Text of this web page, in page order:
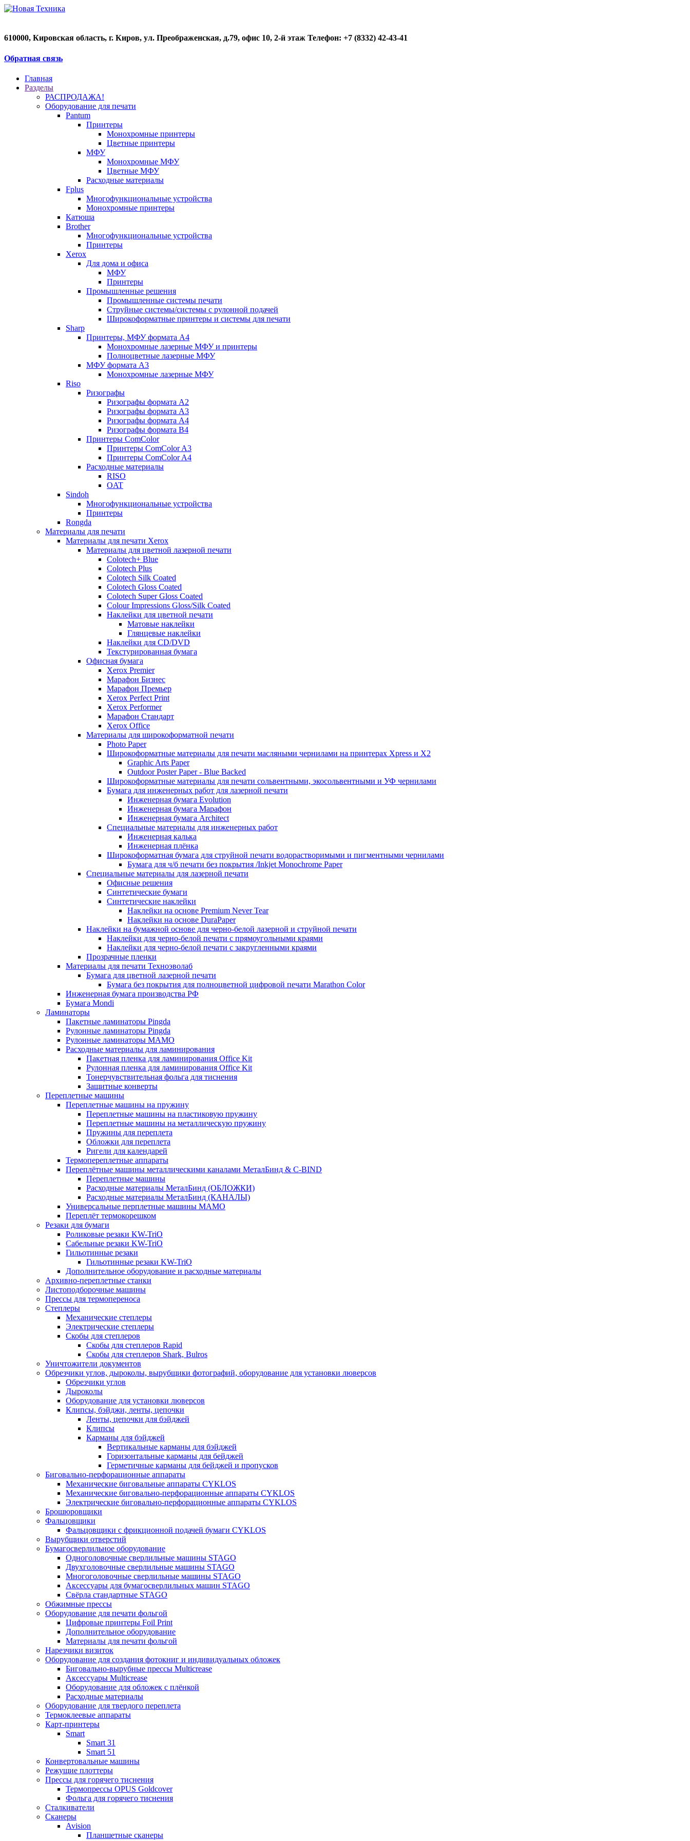
610000, Кировская область, г. Киров, ул. Преображенская, д.79, офис 10, 2-й этаж Телефон: +7 (8332) 42-43-41
Обратная связь
Главная
Разделы
РАСПРОДАЖА!
Оборудование для печати
Pantum
Принтеры
Монохромные принтеры
Цветные принтеры
МФУ
Монохромные МФУ
Цветные МФУ
Расходные материалы
Fplus
Многофункциональные устройства
Монохромные принтеры
Катюша
Brother
Многофункциональные устройства
Принтеры
Xerox
Для дома и офиса
МФУ
Принтеры
Промышленные решения
Промышленные системы печати
Струйные системы/системы с рулонной подачей
Широкоформатные принтеры и системы для печати
Sharp
Принтеры, МФУ формата А4
Монохромные лазерные МФУ и принтеры
Полноцветные лазерные МФУ
МФУ формата А3
Монохромные лазерные МФУ
Riso
Ризографы
Ризографы формата A2
Ризографы формата A3
Ризографы формата A4
Ризографы формата B4
Принтеры ComColor
Принтеры ComColor A3
Принтеры ComColor A4
Расходные материалы
RISO
OAT
Sindoh
Многофункциональные устройства
Принтеры
Rongda
Материалы для печати
Материалы для печати Xerox
Материалы для цветной лазерной печати
Colotech+ Blue
Сolotech Plus
Colotech Silk Coated
Colotech Gloss Coated
Colotech Super Gloss Coated
Colour Impressions Gloss/Silk Coated
Наклейки для цветной печати
Матовые наклейки
Глянцевые наклейки
Наклейки для CD/DVD
Текстурированная бумага
Офисная бумага
Xerox Premier
Марафон Бизнес
Марафон Премьер
Xerox Perfect Print
Xerox Performer
Марафон Стандарт
Xerox Office
Материалы для широкоформатной печати
Photo Paper
Широкоформатные материалы для печати масляными чернилами на принтерах Xpress и X2
Graphic Arts Paper
Outdoor Poster Paper - Blue Backed
Широкоформатные материалы для печати сольвентными, экосольвентными и УФ чернилами
Бумага для инженерных работ для лазерной печати
Инженерная бумага Evolution
Инженерная бумага Марафон
Инженерная бумага Architect
Специальные материалы для инженерных работ
Инженерная калька
Инженерная плёнка
Широкоформатная бумага для струйной печати водорастворимыми и пигментными чернилами
Бумага для ч/б печати без покрытия /Inkjet Monochrome Paper
Специальные материалы для лазерной печати
Офисные решения
Синтетические бумаги
Синтетические наклейки
Наклейки на основе Premium Never Tear
Наклейки на основе DuraPaper
Наклейки на бумажной основе для черно-белой лазерной и струйной печати
Наклейки для черно-белой печати с прямоугольными краями
Наклейки для черно-белой печати с закругленными краями
Прозрачные пленки
Материалы для печати Техноэволаб
Бумага для цветной лазерной печати
Бумага без покрытия для полноцветной цифровой печати Marathon Color
Инженерная бумага производства РФ
Бумага Mondi
Ламинаторы
Пакетные ламинаторы Pingda
Рулонные ламинаторы Pingda
Рулонные ламинаторы MAMO
Расходные материалы для ламинирования
Пакетная пленка для ламинирования Office Kit
Рулонная пленка для ламинирования Office Kit
Тонерчувствительная фольга для тиснения
Защитные конверты
Переплетные машины
Переплетные машины на пружину
Переплетные машины на пластиковую пружину
Переплетные машины на металлическую пружину
Пружины для переплета
Обложки для переплета
Ригели для календарей
Термопереплетные аппараты
Переплётные машины металлическими каналами МеталБинд & C-BIND
Переплетные машины
Расходные материалы МеталБинд (ОБЛОЖКИ)
Расходные материалы МеталБинд (КАНАЛЫ)
Универсальные перплетные машины MAMO
Переплёт термокорешком
Резаки для бумаги
Роликовые резаки KW-TriO
Сабельные резаки KW-TriO
Гильотинные резаки
Гильотинные резаки KW-TriO
Дополнительное оборудование и расходные материалы
Архивно-переплетные станки
Листоподборочные машины
Прессы для термопереноса
Степлеры
Механические степлеры
Электрические степлеры
Скобы для степлеров
Скобы для степлеров Rapid
Скобы для степлеров Shark, Bulros
Уничтожители документов
Обрезчики углов, дыроколы, вырубщики фотографий, оборудование для установки люверсов
Обрезчики углов
Дыроколы
Оборудование для установки люверсов
Клипсы, бэйджи, ленты, цепочки
Ленты, цепочки для бэйджей
Клипсы
Карманы для бэйджей
Вертикальные карманы для бэйджей
Горизонтальные карманы для бейджей
Герметичные карманы для бейджей и пропусков
Биговально-перфорационные аппараты
Механические биговальные аппараты CYKLOS
Механические биговально-перфорационные аппараты CYKLOS
Электрические биговально-перфорационные аппараты CYKLOS
Брошюровщики
Фальцовщики
Фальцовщики с фрикционной подачей бумаги CYKLOS
Вырубщики отверстий
Бумагосверлильное оборудование
Одноголовочные сверлильные машины STAGO
Двухголовочные сверлильные машины STAGO
Многоголовочные сверлильные машины STAGO
Аксессуары для бумагосверлильных машин STAGO
Свёрла стандартные STAGO
Обжимные прессы
Оборудование для печати фольгой
Цифровые принтеры Foil Print
Дополнительное оборудование
Материалы для печати фольгой
Нарезчики визиток
Оборудование для создания фотокниг и индивидуальных обложек
Биговально-вырубные прессы Multicrease
Аксессуары Multicrease
Оборудование для обложек с плёнкой
Расходные материалы
Оборудование для твердого переплета
Термоклеевые аппараты
Карт-принтеры
Smart
Smart 31
Smart 51
Конвертовальные машины
Режущие плоттеры
Прессы для горячего тиснения
Термопрессы OPUS Goldcover
Фольга для горячего тиснения
Сталкиватели
Сканеры
Avision
Планшетные сканеры